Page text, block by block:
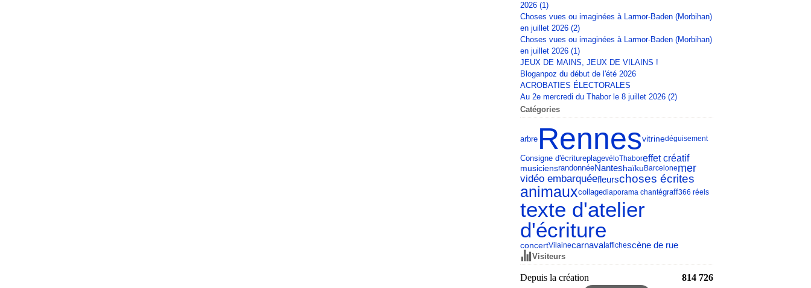
2026 (1)
Choses vues ou imaginées à Larmor-Baden (Morbihan)
en juillet 2026 (2)
Choses vues ou imaginées à Larmor-Baden (Morbihan)
en juillet 2026 (1)
JEUX DE MAINS, JEUX DE VILAINS !
Bloganpoz du début de l'été 2026
ACROBATIES ÉLECTORALES
Au 2e mercredi du Thabor le 8 juillet 2026 (2)
Catégories
arbre Rennesvitrinedéguisement
Consigne d'écritureplagevéloThaboreffet créatif
musiciensrandonnéeNanteshaïku Barcelonemer
vidéo embarquéefleurschoses écrites
animauxcollagediaporama chantégraff366 réels
texte d'atelier
d'écriture
concertVilainecarnavalaffichescène de rue
Visiteurs
Depuis la création
814 726